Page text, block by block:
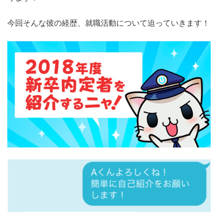
今回そんな彼の経歴、就職活動について迫っていきます！